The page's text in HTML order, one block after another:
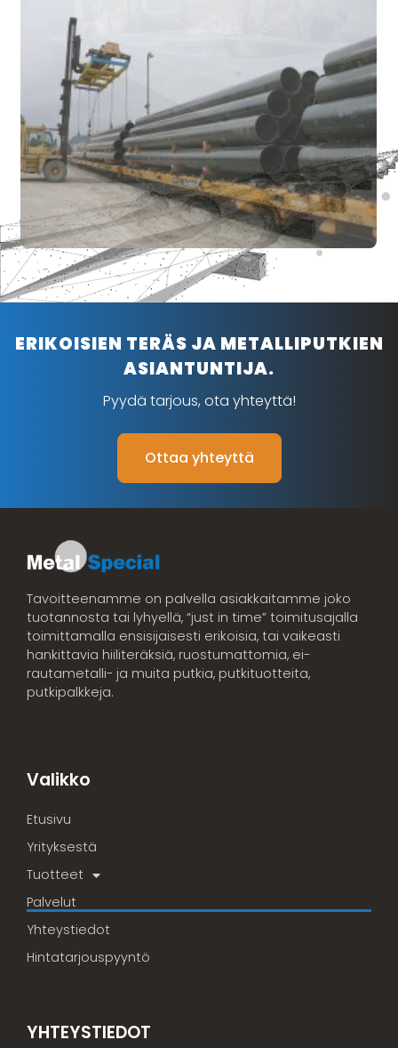
ERIKOISIEN TERÄS JA METALLIPUTKIEN
ASIANTUNTIJA.
Pyydä tarjous, ota yhteyttä!
Ottaa yhteyttä
Tavoitteenamme on palvella asiakkaitamme joko
tuotannosta tai lyhyellä, “just in time” toimitusajalla
toimittamalla ensisijaisesti erikoisia, tai vaikeasti
hankittavia hiiliteräksiä, ruostumattomia, ei-
rautametalli- ja muita putkia, putkituotteita,
putkipalkkeja.
Valikko
Etusivu
Yrityksestä
Tuotteet
Palvelut
Yhteystiedot
Hintatarjouspyyntö
YHTEYSTIEDOT